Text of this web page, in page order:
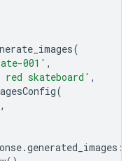
(
001' ,
skateboard' ,
(
,
.generated_images :